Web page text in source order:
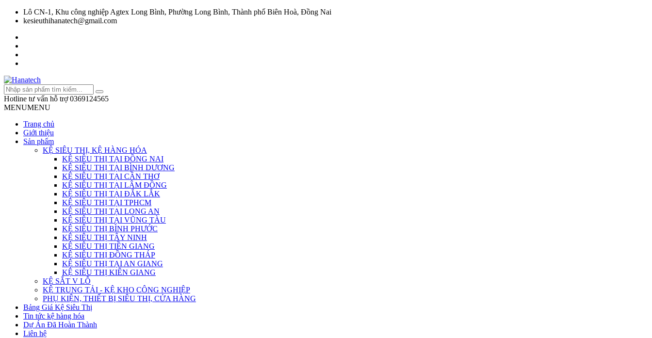
Lô CN-1, Khu công nghiệp Agtex Long Bình, Phường Long Bình, Thành phố Biên Hoà, Đồng Nai
kesieuthihanatech@gmail.com
Hotline tư vấn hỗ trợ 0369124565
MENUMENU
Trang chủ
Giới thiệu
Sản phẩm
KỆ SIÊU THỊ, KỆ HÀNG HÓA
KỆ SIÊU THỊ TẠI ĐỒNG NAI
KỆ SIÊU THỊ TẠI BÌNH DƯƠNG
KỆ SIÊU THỊ TẠI CẦN THƠ
KỆ SIÊU THỊ TẠI LÂM ĐỒNG
KỆ SIÊU THỊ TẠI ĐẮK LẮK
KỆ SIÊU THỊ TẠI TPHCM
KỆ SIÊU THỊ TẠI LONG AN
KỆ SIÊU THỊ TẠI VŨNG TÀU
KỆ SIÊU THỊ BÌNH PHƯỚC
KỆ SIÊU THỊ TÂY NINH
KỆ SIÊU THỊ TIỀN GIANG
KỆ SIÊU THỊ ĐỒNG THÁP
KỆ SIÊU THỊ TẠI AN GIANG
KỆ SIÊU THỊ KIÊN GIANG
KỆ SẮT V LỖ
KỆ TRUNG TẢI - KỆ KHO CÔNG NGHIỆP
PHỤ KIỆN, THIẾT BỊ SIÊU THỊ, CỬA HÀNG
Bảng Giá Kệ Siêu Thị
Tin tức kệ hàng hóa
Dự Án Đã Hoàn Thành
Liên hệ